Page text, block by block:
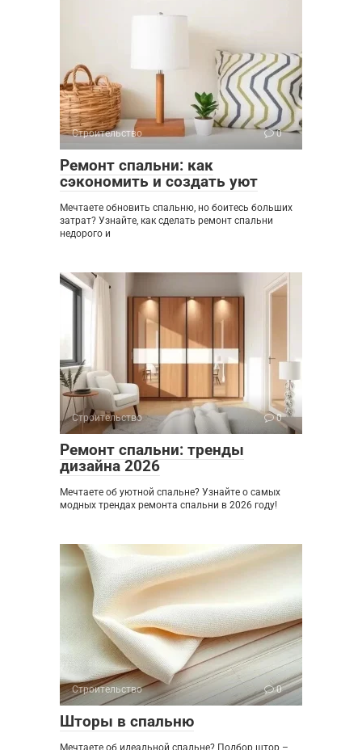
Строительство 0
Ремонт спальни: как
сэкономить и создать уют
Мечтаете обновить спальню, но боитесь больших
затрат? Узнайте, как сделать ремонт спальни
недорого и
Строительство 0
Ремонт спальни: тренды
дизайна 2026
Мечтаете об уютной спальне? Узнайте о самых
модных трендах ремонта спальни в 2026 году!
Строительство 0
Шторы в спальню
Мечтаете об идеальной спальне? Подбор штор –